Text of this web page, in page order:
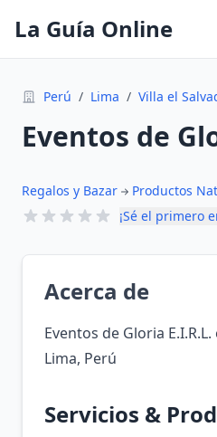
La Guía Online
Perú / Lima / Villa el
Eventos de
Regalos y Bazar
Productos
¡Sé el primero
Acerca de
Eventos de Gloria
Lima, Perú
Servicios &